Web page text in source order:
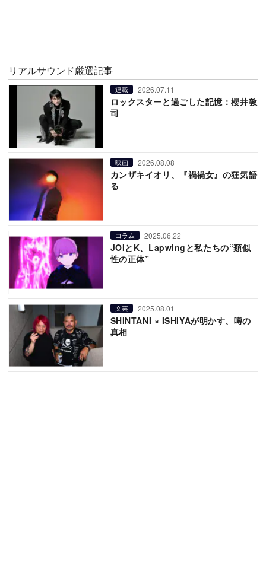
リアルサウンド厳選記事
連載 2026.07.11
ロックスターと過ごした記憶：櫻井敦
司
映画 2026.08.08
カンザキイオリ、『禍禍女』の狂気語
る
コラム 2025.06.22
JOIとK、Lapwingと私たちの“類似
性の正体”
文芸 2025.08.01
SHINTANI × ISHIYAが明かす、噂の
真相